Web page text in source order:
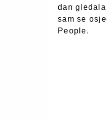
dan
sam se
People.